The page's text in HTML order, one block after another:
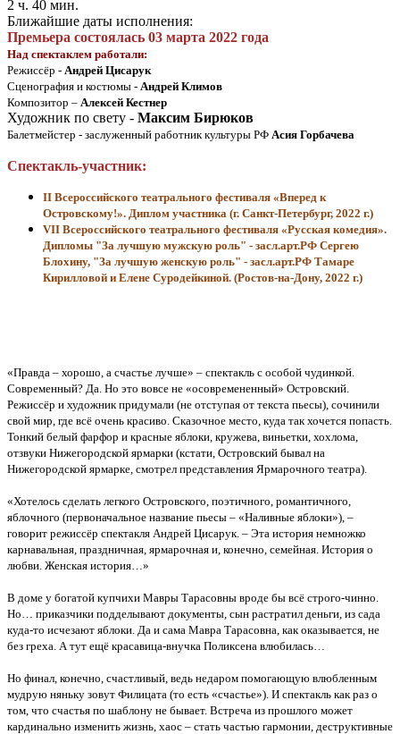
2 ч. 40 мин.
Ближайшие даты исполнения:
Премьера состоялась 03 марта 2022 года
Над спектаклем работали:
Режиссёр - Андрей Цисарук
Сценография и костюмы - Андрей Климов
Композитор – Алексей Кестнер
Художник по свету - Максим Бирюков
Балетмейстер - заслуженный работник культуры РФ Асия Горбачева
Спектакль-участник:
II Всероссийского театрального фестиваля «Вперед к
Островскому!». Диплом участника (г. Санкт-Петербург, 2022 г.)
VII Всероссийского театрального фестиваля «Русская комедия».
Дипломы "За лучшую мужскую роль" - засл.арт.РФ Сергею
Блохину, "За лучшую женскую роль" - засл.арт.РФ Тамаре
Кирилловой и Елене Суродейкиной. (Ростов-на-Дону, 2022 г.)
«Правда – хорошо, а счастье лучше» – спектакль с особой чудинкой.
Современный? Да. Но это вовсе не «осовремененный» Островский.
Режиссёр и художник придумали (не отступая от текста пьесы), сочинили
свой мир, где всё очень красиво. Сказочное место, куда так хочется попасть.
Тонкий белый фарфор и красные яблоки, кружева, виньетки, хохлома,
отзвуки Нижегородской ярмарки (кстати, Островский бывал на
Нижегородской ярмарке, смотрел представления Ярмарочного театра).
«Хотелось сделать легкого Островского, поэтичного, романтичного,
яблочного (первоначальное название пьесы – «Наливные яблоки»), –
говорит режиссёр спектакля Андрей Цисарук. – Эта история немножко
карнавальная, праздничная, ярмарочная и, конечно, семейная. История о
любви. Женская история…»
В доме у богатой купчихи Мавры Тарасовны вроде бы всё строго-чинно.
Но… приказчики подделывают документы, сын растратил деньги, из сада
куда-то исчезают яблоки. Да и сама Мавра Тарасовна, как оказывается, не
без греха. А тут ещё красавица-внучка Поликсена влюбилась…
Но финал, конечно, счастливый, ведь недаром помогающую влюбленным
мудрую няньку зовут Филицата (то есть «счастье»). И спектакль как раз о
том, что счастья по шаблону не бывает. Встреча из прошлого может
кардинально изменить жизнь, хаос – стать частью гармонии, деструктивные